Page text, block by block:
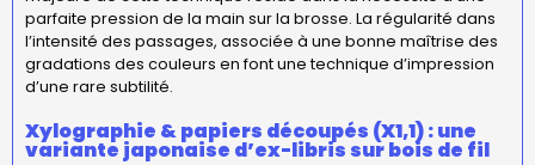
parfaite pression de la main sur la brosse. La régularité dans
l’intensité des passages, associée à une bonne maîtrise des
gradations des couleurs en font une technique d’impression
d’une rare subtilité.
Xylographie & papiers découpés (X1,1) : une
variante japonaise d’ex-libris sur bois de fil